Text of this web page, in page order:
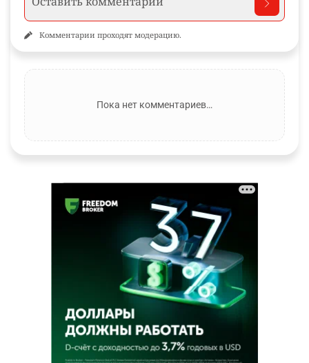
Комментарии проходят модерацию.
Пока нет комментариев…